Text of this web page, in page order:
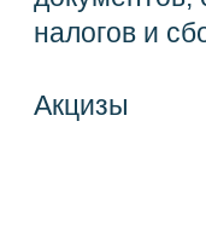
налогов и
Акцизы